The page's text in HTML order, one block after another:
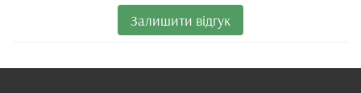
Залишити відгук